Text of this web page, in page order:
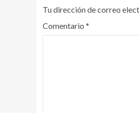
Tu dirección de correo
Comentario *